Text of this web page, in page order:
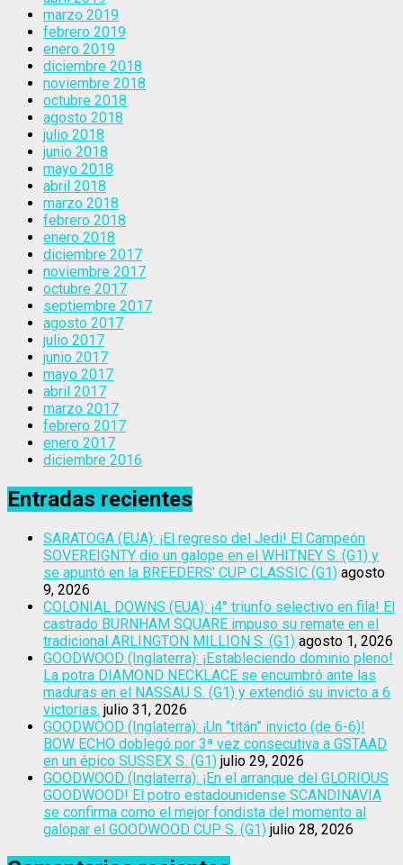
marzo 2019
febrero 2019
enero 2019
diciembre 2018
noviembre 2018
octubre 2018
agosto 2018
julio 2018
junio 2018
mayo 2018
abril 2018
marzo 2018
febrero 2018
enero 2018
diciembre 2017
noviembre 2017
octubre 2017
septiembre 2017
agosto 2017
julio 2017
junio 2017
mayo 2017
abril 2017
marzo 2017
febrero 2017
enero 2017
diciembre 2016
Entradas recientes
SARATOGA (EUA): ¡El regreso del Jedi! El Campeón
SOVEREIGNTY dio un galope en el WHITNEY S. (G1) y
se apuntó en la BREEDERS’ CUP CLASSIC (G1) agosto
9, 2026
COLONIAL DOWNS (EUA): ¡4° triunfo selectivo en fila! El
castrado BURNHAM SQUARE impuso su remate en el
tradicional ARLINGTON MILLION S. (G1) agosto 1, 2026
GOODWOOD (Inglaterra): ¡Estableciendo dominio pleno!
La potra DIAMOND NECKLACE se encumbró ante las
maduras en el NASSAU S. (G1) y extendió su invicto a 6
victorias. julio 31, 2026
GOODWOOD (Inglaterra): ¡Un “titán” invicto (de 6-6)!
BOW ECHO doblegó por 3ª vez consecutiva a GSTAAD
en un épico SUSSEX S. (G1) julio 29, 2026
GOODWOOD (Inglaterra): ¡En el arranque del GLORIOUS
GOODWOOD! El potro estadounidense SCANDINAVIA
se confirma como el mejor fondista del momento al
galopar el GOODWOOD CUP S. (G1) julio 28, 2026